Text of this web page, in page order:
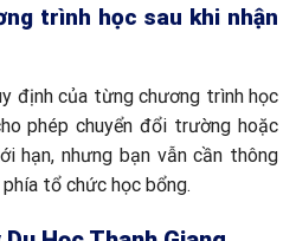
trình học sau khi nhận
định của từng chương trình học
phép chuyển đổi trường hoặc
hạn, nhưng bạn vẫn cần thông
tổ chức học bổng.